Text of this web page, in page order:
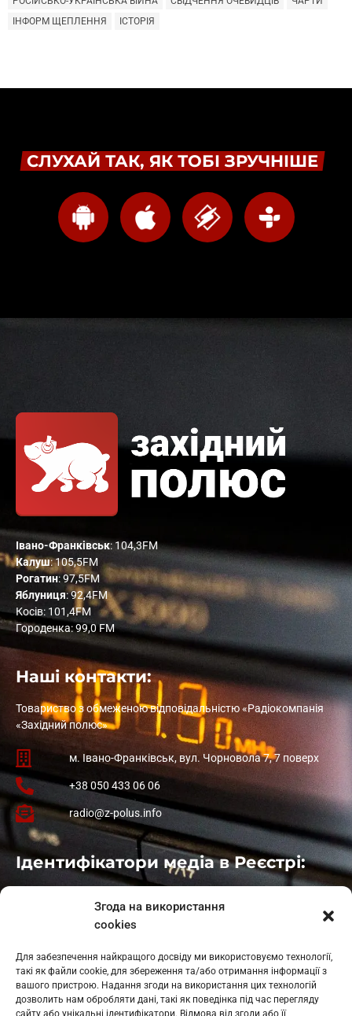
Згода на використання
cookies
Для забезпечення найкращого досвіду ми використовуємо технології,
такі як файли cookie, для збереження та/або отримання інформації з
вашого пристрою. Надання згоди на використання цих технологій
дозволить нам обробляти дані, такі як поведінка під час перегляду
сайту або унікальні ідентифікатори. Відмова від згоди або її
ІНФОРМ ЩЕПЛЕННЯ
ІСТОРІЯ
СЛУХАЙ ТАК, ЯК ТОБІ ЗРУЧНІШЕ
Івано-Франківськ: 104,3FM
Калуш: 105,5FM
Рогатин: 97,5FM
Яблуниця: 92,4FM
Косів: 101,4FM
Городенка: 99,0 FM
Наші контакти:
Товариство з обмеженою відповідальністю «Радіокомпанія
«Західний полюс»
м. Івано-Франківськ, вул. Чорновола 7, 7 поверх
+38 050 433 06 06
radio@z-polus.info
Ідентифікатори медіа в Реєстрі:
: L11-01410
: L11-01801
Косів: L11-01805
Гарасимів: L11-02274